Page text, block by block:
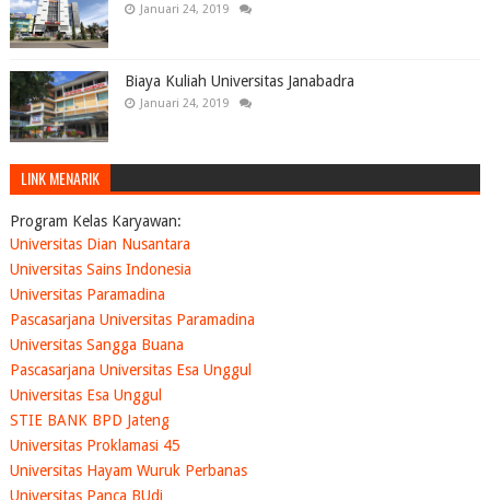
Januari 24, 2019
Biaya Kuliah Universitas Janabadra
Januari 24, 2019
LINK MENARIK
Program Kelas Karyawan:
Universitas Dian Nusantara
Universitas Sains Indonesia
Universitas Paramadina
Pascasarjana Universitas Paramadina
Universitas Sangga Buana
Pascasarjana Universitas Esa Unggul
Universitas Esa Unggul
STIE BANK BPD Jateng
Universitas Proklamasi 45
Universitas Hayam Wuruk Perbanas
Universitas Panca BUdi